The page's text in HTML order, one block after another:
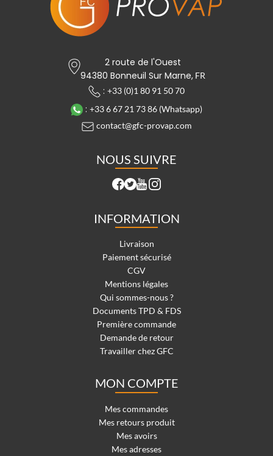
2 route de l'Ouest
94380 Bonneuil Sur Marne,FR
: +33 (0)1 80 91 50 70
: +33 6 67 21 73 86 (Whatsapp)
contact@gfc-provap.com
NOUS SUIVRE
INFORMATION
Livraison
Paiement sécurisé
CGV
Mentions légales
Qui sommes-nous ?
Documents TPD & FDS
Première commande
Demande de retour
Travailler chez GFC
MON COMPTE
Mes commandes
Mes retours produit
Mes avoirs
Mes adresses